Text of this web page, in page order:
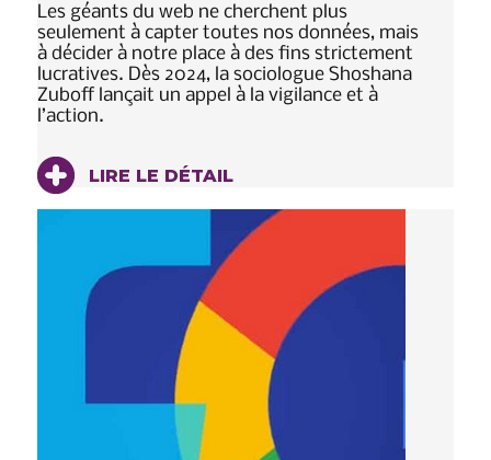
Les géants du web ne cherchent plus
seulement à capter toutes nos données, mais
à décider à notre place à des fins strictement
lucratives. Dès 2024, la sociologue Shoshana
Zuboff lançait un appel à la vigilance et à
l’action.
LIRE LE DÉTAIL